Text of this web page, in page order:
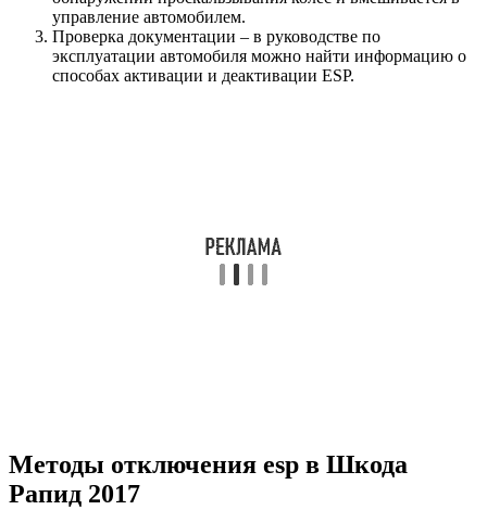
управление автомобилем.
Проверка документации – в руководстве по
эксплуатации автомобиля можно найти информацию о
способах активации и деактивации ESP.
Методы отключения esp в Шкода
Рапид 2017